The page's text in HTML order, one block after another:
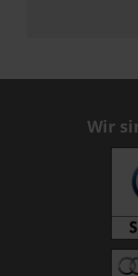
Wir